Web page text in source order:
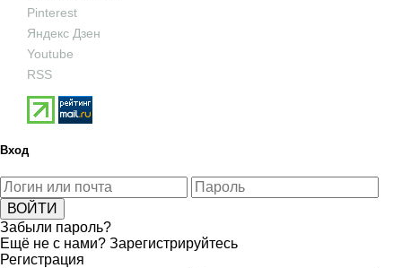
Pinterest
Яндекс Дзен
Youtube
RSS
Вход
Забыли пароль?
Ещё не с нами? Зарегистрируйтесь
Регистрация